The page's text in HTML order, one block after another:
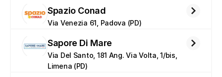
Spazio Conad
Via Venezia 61, Padova (PD)
Sapore Di Mare
Via Del Santo, 181 Ang. Via Volta, 1/bis,
Limena (PD)